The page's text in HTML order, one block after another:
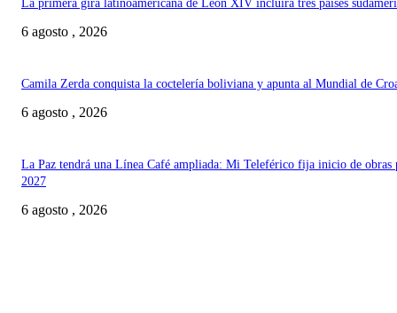
La primera gira latinoamericana de León XIV incluirá tres países
6 agosto , 2026
Camila Zerda conquista la coctelería boliviana y apunta al Mundial de
6 agosto , 2026
La Paz tendrá una Línea Café ampliada: Mi Teleférico fija inicio de obras
2027
6 agosto , 2026